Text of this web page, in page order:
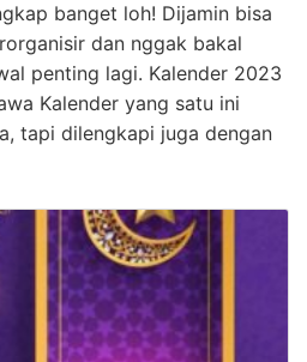
banget loh! Dijamin bisa
dan nggak bakal
penting lagi. Kalender 2023
Kalender yang satu ini
tapi dilengkapi juga dengan